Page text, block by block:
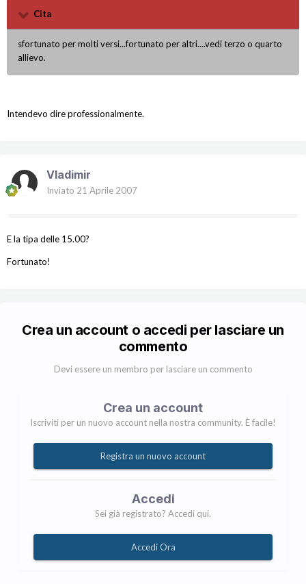
Cita
sfortunato per molti versi...fortunato per altri....vedi terzo o quarto
allievo.
Intendevo dire professionalmente.
Vladimir
Inviato 21 Aprile 2007
E la tipa delle 15.00?
Fortunato!
Crea un account o accedi per lasciare un
commento
Devi essere un membro per lasciare un commento
Crea un account
Iscriviti per un nuovo account nella nostra community. È facile!
Registra un nuovo account
Accedi
Sei già registrato? Accedi qui.
Accedi Ora